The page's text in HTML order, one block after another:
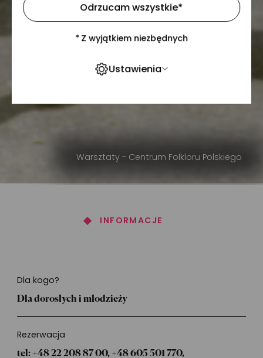
Ustawienia
Odrzucam wszystkie*
* Z wyjątkiem niezbędnych
Warsztaty - Centrum Folkloru Polskiego
INFORMACJE
Informacje
Dla kogo?
Dla dorosłych i młodzieży
Rezerwacja
tel: +48 22 208 87 00, +48 605 501 770,